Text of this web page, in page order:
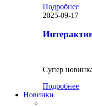
Подробнее
2025-09-17
Супер
Подробнее
Новинки